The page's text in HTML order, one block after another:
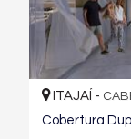
ITAJAÍ -
Cobertura